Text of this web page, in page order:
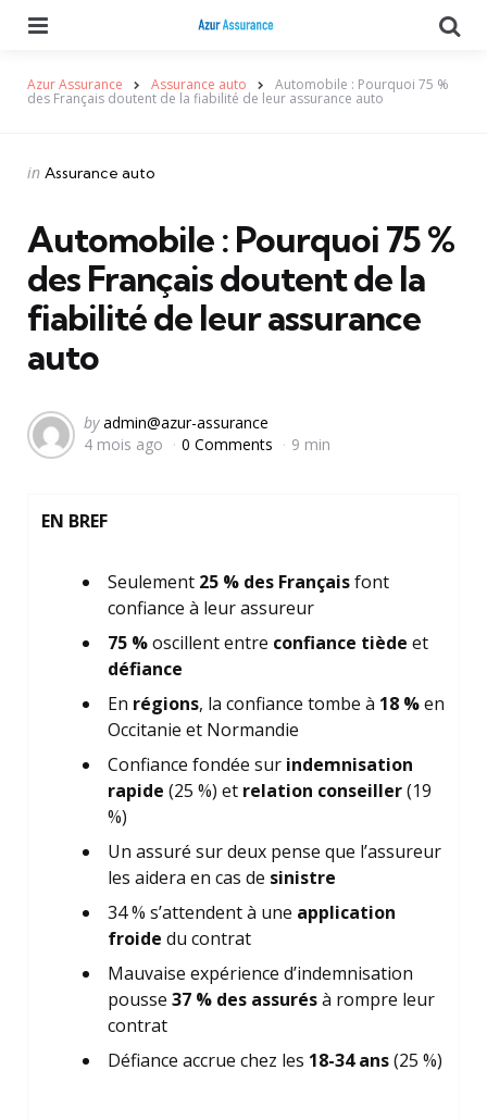
Azur Assurance Assurance auto Automobile : Pourquoi 75 %
des Français doutent de la fiabilité de leur assurance auto
Categories
Posted
in Assurance auto
Automobile : Pourquoi 75 %
des Français doutent de la
fiabilité de leur assurance
auto
Posted
by
by admin@azur-assurance
4 mois ago
0 Comments 9 min
EN BREF
Seulement 25 % des Françaisfont
confiance à leur assureur
75 %oscillent entre confiance tiède et
défiance
En régions, la confiance tombe à 18 %en
Occitanie et Normandie
Confiance fondée sur indemnisation
rapide (25 %) et relation conseiller(19
%)
Un assuré sur deux pense que l’assureur
les aidera en cas de sinistre
34 % s’attendent à une application
froide du contrat
Mauvaise expérience d’indemnisation
pousse 37 % des assurésà rompre leur
contrat
Défiance accrue chez les 18-34 ans(25 %)